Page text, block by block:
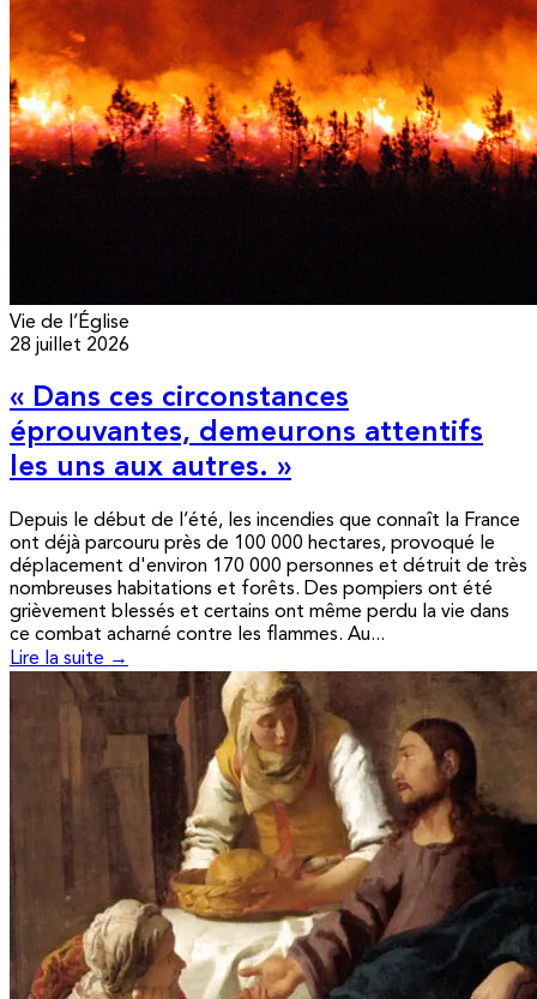
Vie de l’Église
28 juillet 2026
« Dans ces circonstances
éprouvantes, demeurons attentifs
les uns aux autres. »
Depuis le début de l’été, les incendies que connaît la France
ont déjà parcouru près de 100 000 hectares, provoqué le
déplacement d'environ 170 000 personnes et détruit de très
nombreuses habitations et forêts. Des pompiers ont été
grièvement blessés et certains ont même perdu la vie dans
ce combat acharné contre les flammes. Au...
Lire la suite →